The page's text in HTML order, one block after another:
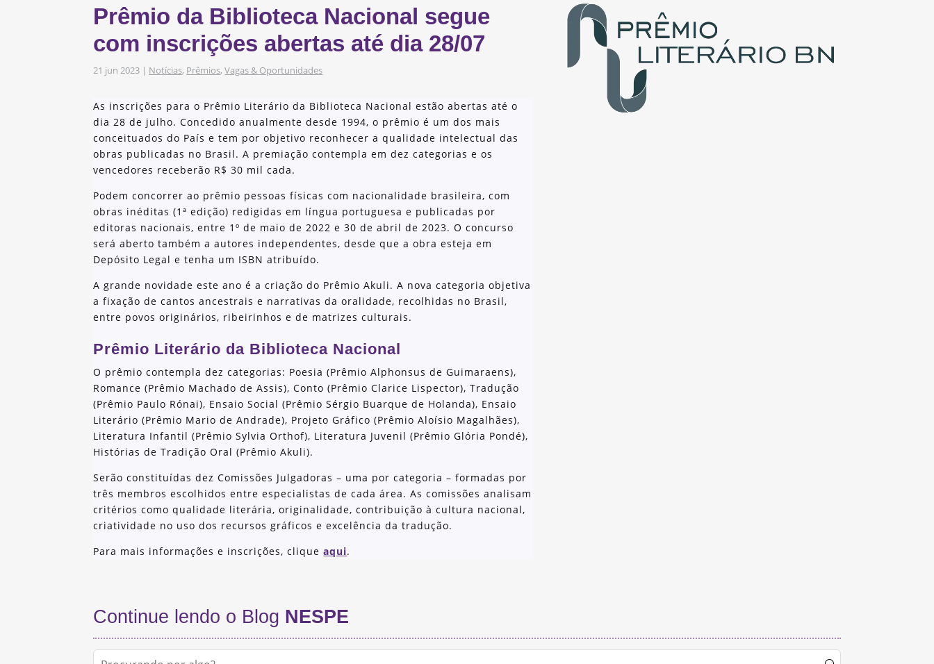
Prêmio da Biblioteca Nacional segue
com inscrições abertas até dia 28/07
21 jun 2023 | Notícias, Prêmios,Vagas & Oportunidades
As inscrições para o Prêmio Literário da Biblioteca Nacional estão abertas até o
dia 28 de julho. Concedido anualmente desde 1994, o prêmio é um dos mais
conceituados do País e tem por objetivo reconhecer a qualidade intelectual das
obras publicadas no Brasil. A premiação contempla em dez categorias e os
vencedores receberão R$ 30 mil cada.
Podem concorrer ao prêmio pessoas físicas com nacionalidade brasileira, com
obras inéditas (1ª edição) redigidas em língua portuguesa e publicadas por
editoras nacionais, entre 1º de maio de 2022 e 30 de abril de 2023. O concurso
será aberto também a autores independentes, desde que a obra esteja em
Depósito Legal e tenha um ISBN atribuído.
A grande novidade este ano é a criação do Prêmio Akuli. A nova categoria objetiva
a fixação de cantos ancestrais e narrativas da oralidade, recolhidas no Brasil,
entre povos originários, ribeirinhos e de matrizes culturais.
Prêmio Literário da Biblioteca Nacional
O prêmio contempla dez categorias: Poesia (Prêmio Alphonsus de Guimaraens),
Romance (Prêmio Machado de Assis), Conto (Prêmio Clarice Lispector), Tradução
(Prêmio Paulo Rónai), Ensaio Social (Prêmio Sérgio Buarque de Holanda), Ensaio
Literário (Prêmio Mario de Andrade), Projeto Gráfico (Prêmio Aloísio Magalhães),
Literatura Infantil (Prêmio Sylvia Orthof), Literatura Juvenil (Prêmio Glória Pondé),
Histórias de Tradição Oral (Prêmio Akuli).
Serão constituídas dez Comissões Julgadoras – uma por categoria – formadas por
três membros escolhidos entre especialistas de cada área. As comissões analisam
critérios como qualidade literária, originalidade, contribuição à cultura nacional,
criatividade no uso dos recursos gráficos e excelência da tradução.
Para mais informações e inscrições, cliqueaqui.
Continue lendo o Blog NESPE